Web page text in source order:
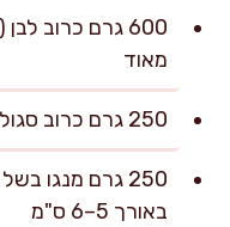
600 גרם כרוב
מאוד
250 גרם כרוב סגול, פרוס דק מאוד
250 גרם מנגו
באורך 5–6 ס"מ